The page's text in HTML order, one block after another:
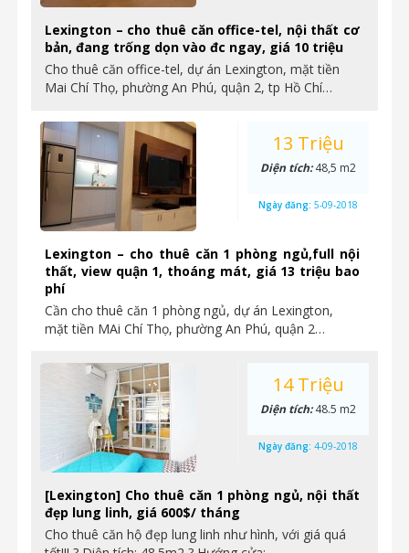
Lexington – cho thuê căn office-tel, nội thất cơ
bản, đang trống dọn vào đc ngay, giá 10 triệu
Cho thuê căn office-tel, dự án Lexington, mặt tiền
Mai Chí Thọ, phường An Phú, quận 2, tp Hồ Chí…
Lexington – cho thuê căn 1 phòng ngủ,full nội
thất, view quận 1, thoáng mát, giá 13 triệu bao
phí
Cần cho thuê căn 1 phòng ngủ, dự án Lexington,
mặt tiền MAi Chí Thọ, phường An Phú, quận 2…
13 Triệu
Diện tích:48,5 m2
Ngày đăng: 5-09-2018
[Lexington] Cho thuê căn 1 phòng ngủ, nội thất
đẹp lung linh, giá 600$/ tháng
Cho thuê căn hộ đẹp lung linh như hình, với giá quá
14 Triệu
Diện tích:48.5 m2
Ngày đăng: 4-09-2018